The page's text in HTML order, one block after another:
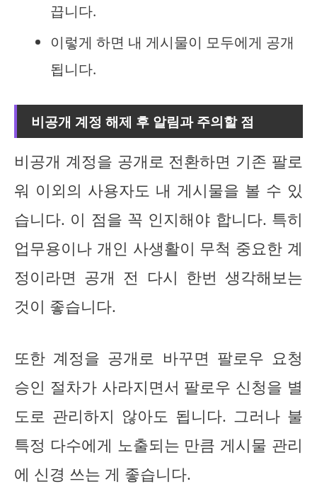
끕니다.
이렇게 하면 내 게시물이 모두에게 공개
됩니다.
비공개 계정 해제 후 알림과 주의할 점
비공개 계정을 공개로 전환하면 기존 팔로
워 이외의 사용자도 내 게시물을 볼 수 있
습니다. 이 점을 꼭 인지해야 합니다. 특히
업무용이나 개인 사생활이 무척 중요한 계
정이라면 공개 전 다시 한번 생각해보는
것이 좋습니다.
또한 계정을 공개로 바꾸면 팔로우 요청
승인 절차가 사라지면서 팔로우 신청을 별
도로 관리하지 않아도 됩니다. 그러나 불
특정 다수에게 노출되는 만큼 게시물 관리
에 신경 쓰는 게 좋습니다.